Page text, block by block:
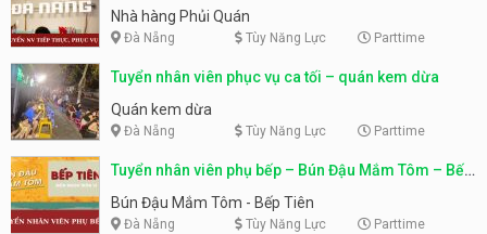
Nhà hàng Phủi Quán
Đà Nẵng Tùy Năng Lực Parttime
Tuyển nhân viên phục vụ ca tối – quán kem dừa
Quán kem dừa
Đà Nẵng Tùy Năng Lực Parttime
Tuyển nhân viên phụ bếp – Bún Đậu Mắm Tôm – Bếp
Tiên
Bún Đậu Mắm Tôm - Bếp Tiên
Đà Nẵng Tùy Năng Lực Parttime